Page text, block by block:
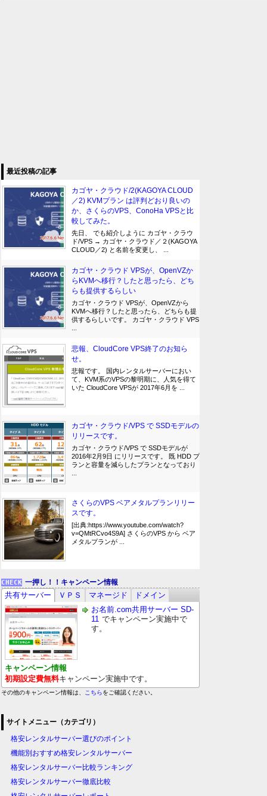
最近投稿の記事
カゴヤ・クラウド/2(KAGOYA CLOUD
／2) KVMプラン は評判どおり良いの
か、さくらのVPS、ConoHa VPSと比
較してみた。
先日、 でも紹介しように カゴヤ・クラウ
ド/VPS → カゴヤ・クラウド／２(KAGOYA
CLOUD／2) と名前を変更し、 ...
カゴヤ・クラウド VPSが、OpenVZか
らKVMへ移行？したと思ったら、どち
らも提供するらしい
カゴヤ・クラウド VPSが、OpenVZから
KVMへ移行？したと思ったら、どちらも提
供するらしいです。 カゴヤ・クラウド VPS
悲報、CloudCore VPS終了のお知ら
せ。
悲報です。 国内レンタルサーバーにおい
て、KVM系のVPSの黎明期に、人気を得て
いた CloudCore VPSが 2017年6月を ...
カゴヤ・クラウド/VPS で SSDモデルの
リリースです。
カゴヤ・クラウド/VPS で SSDモデルが
2016年2月9日 にリリースです。 既 HDD プ
ランと容量を減らしたプランとなっており
さくらのVPS ベアメタルプランリリー
スです。
[出典:https://www.youtube.com/watch?
v=QMtRCvo4S9A] さくらのVPS から ベア
メタルプランが ...
一押し！！キャンペーン情報
共有サーバー ＶＰＳ マネージド
ドメイン
お名前.com共用サーバー SD-
11 でキャンペーン実施中で
す。
キャンペーン情報
初期設定費無料キャンペーン実施中です。
その他のキャンペーン情報は、 こちらをご確認ください。
サイトメニュー（カテゴリ）
格安レンタルサーバー選びのポイント
機能別おすすめ格安レンタルサーバー
格安レンタルサーバー比較ランキング
格安レンタルサーバー徹底比較